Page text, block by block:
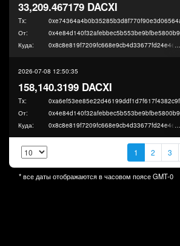
33,209.467179 DACXI
Tx:
От:
Куда:
2026-07-08 12:50:35
158,140.3199 DACXI
Tx:
От:
Куда:
1 2 3
* все даты отображаются в часовом поясеGMT-0